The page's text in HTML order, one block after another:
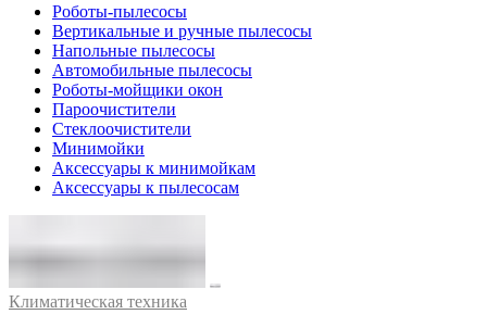
Роботы-пылесосы
Вертикальные и ручные пылесосы
Напольные пылесосы
Автомобильные пылесосы
Роботы-мойщики окон
Пароочистители
Стеклоочистители
Минимойки
Аксессуары к минимойкам
Аксессуары к пылесосам
Климатическая техника